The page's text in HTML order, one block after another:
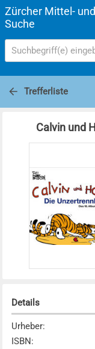
Zürcher Mittel-
Suche
Suchbegriff(e)
Trefferliste
Calvin und
Details
Urheber:
ISBN: